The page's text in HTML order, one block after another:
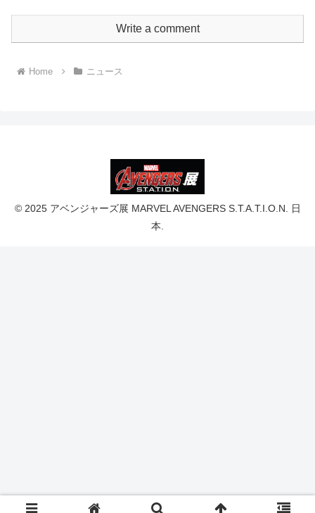
Write a comment
Home ニュース
© 2025 アベンジャーズ展 MARVEL AVENGERS S.T.A.T.I.O.N. 日
本.